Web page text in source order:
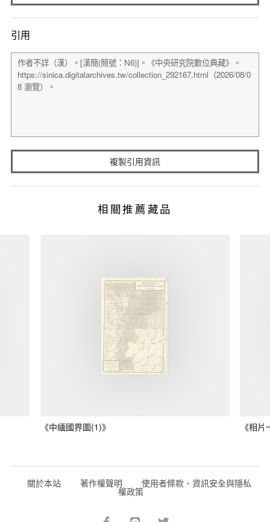
引用
複製引用資訊
相關推薦藏品
《中緬國界圖(1)》 《相
關於本站 著作權聲明 使用者條款、資訊安全與隱私
權政策